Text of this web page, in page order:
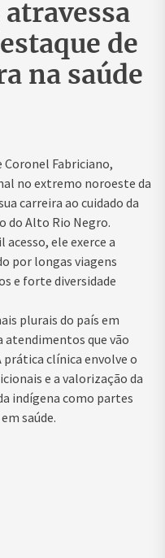
atravessa
de
na saúde
Fabriciano,
no extremo noroeste da
carreira ao cuidado da
do Alto Rio Negro.
ele exerce a
por longas viagens
e forte diversidade
plurais do país em
que vão
clínica envolve o
e a valorização da
indígena como partes
saúde.